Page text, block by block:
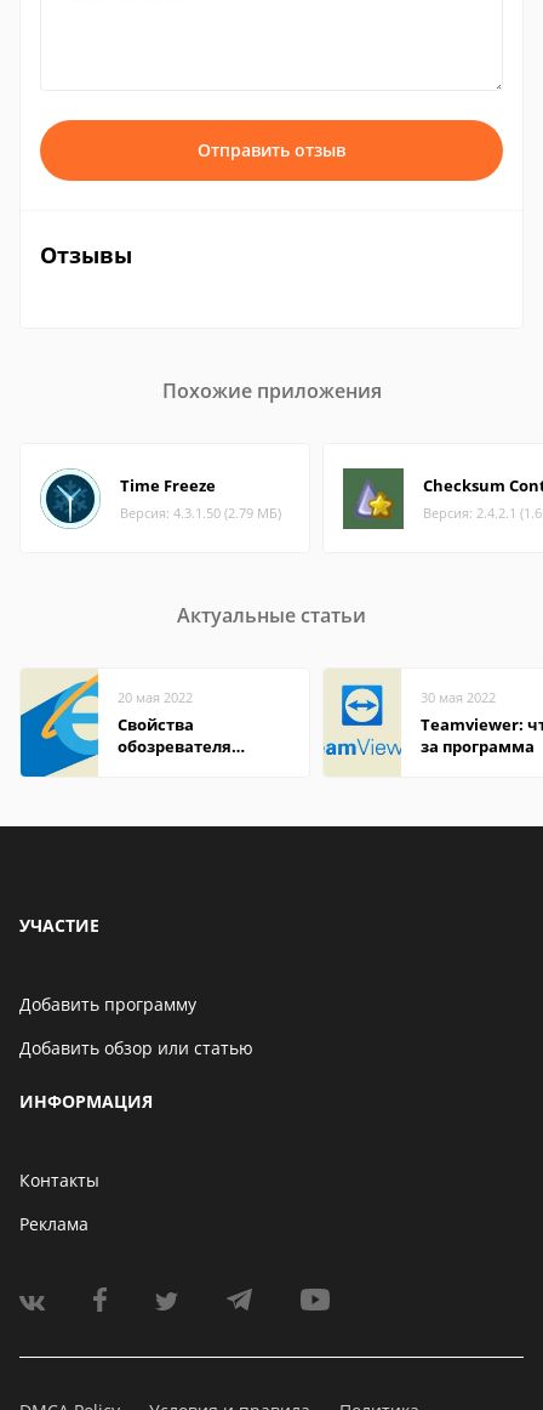
Отправить отзыв
Отзывы
Похожие приложения
Time Freeze
Версия: 4.3.1.50 (2.79 МБ)
Checksum
Версия: 2.4.2.1
Актуальные статьи
20 мая 2022
Свойства
обозревателя
30 мая 2022
Teamviewer:
за программа
УЧАСТИЕ
Добавить программу
Добавить обзор или статью
ИНФОРМАЦИЯ
Контакты
Реклама